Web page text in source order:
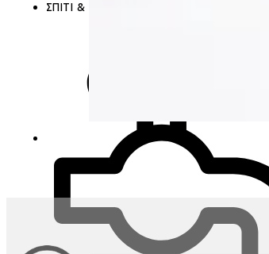
ΣΠΊΤΙ & ΚΉΠΟΣ